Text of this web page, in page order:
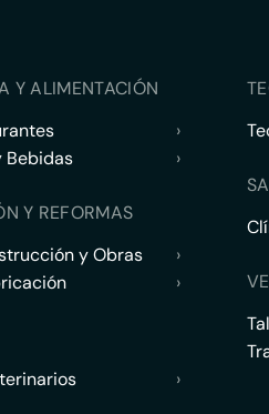
Y ALIMENTACIÓN
›
Bebidas
›
Y REFORMAS
y Obras
›
›
›